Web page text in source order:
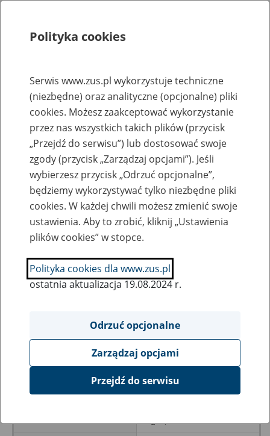
Rejestry, ewidencje i archiwa
Baza zlikwidowanych lub
przekształconych zakładów pracy
Nazwa zakładu pracy:
SZUKAJ
Ukryj wszystkie pozycje bazy
Przedsiębiorstwo Budownictwa
Polityka cookies
Serwis www.zus.pl wykorzystuje techniczne
(niezbędne) oraz analityczne (opcjonalne) pliki
cookies. Możesz zaakceptować wykorzystanie
przez nas wszystkich takich plików (przycisk
„Przejdź do serwisu”) lub dostosować swoje
zgody (przycisk „Zarządzaj opcjami”). Jeśli
wybierzesz przycisk „Odrzuć opcjonalne”,
będziemy wykorzystywać tylko niezbędne pliki
cookies. W każdej chwili możesz zmienić swoje
ustawienia. Aby to zrobić, kliknij „Ustawienia
plików cookies” w stopce.
Polityka cookies dla www.zus.pl
ostatnia aktualizacja 19.08.2024 r.
Odrzuć opcjonalne
Zarządzaj opcjami
Przejdź do serwisu